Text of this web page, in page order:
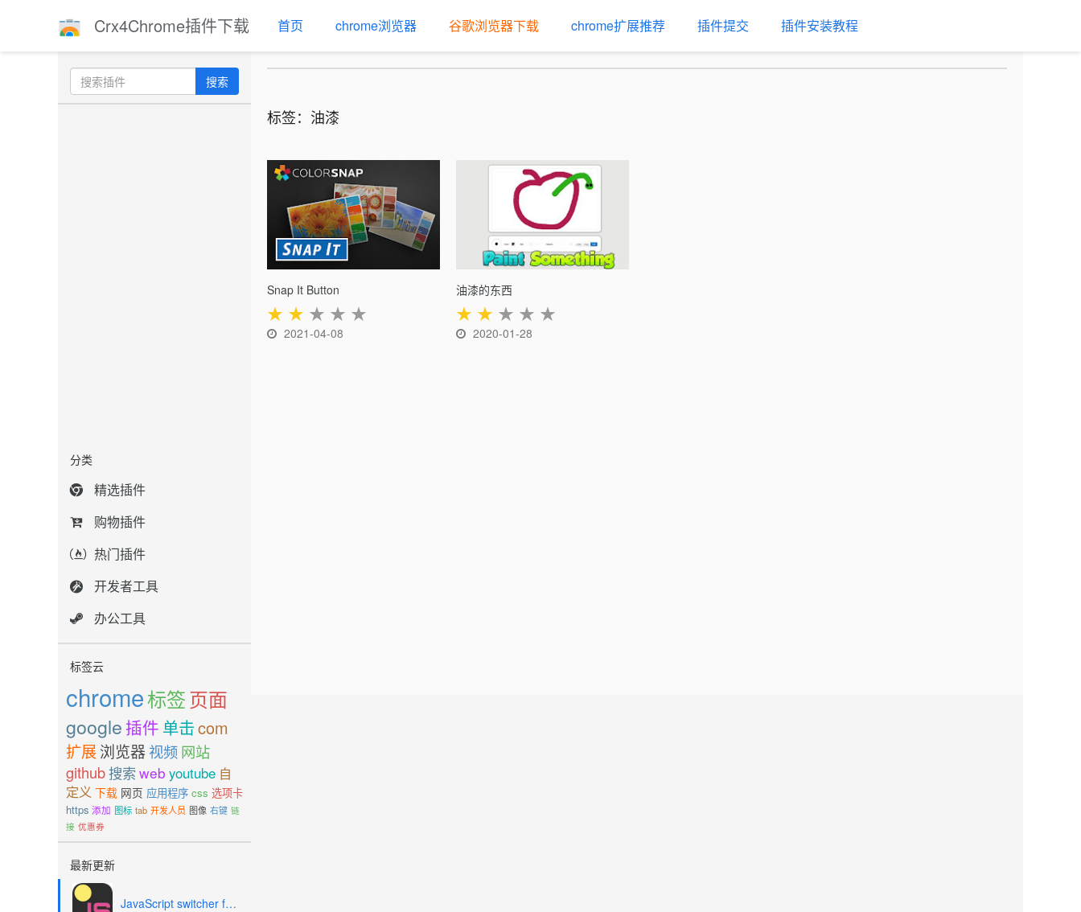
Crx4Chrome插件下载 首页 chrome浏览器 谷歌浏览器下载 chrome扩展推荐 插件提交 插件安装教程
搜索
分类
精选插件
购物插件
热门插件
开发者工具
办公工具
标签云
chrome标签页面
google 插件 单击com
扩展浏览器 视频网站
github搜索web youtube 自
定义 下载 网页 应用程序 css 选项卡
https 添加 图标 tab 开发人员 图像 右键 链
接 优惠券
最新更新
JavaScript switcher for SEO and development
标签：油漆
Snap It Button
★ ★ ★ ★ ★
2021-04-08
油漆的东西
★ ★ ★ ★ ★
2020-01-28